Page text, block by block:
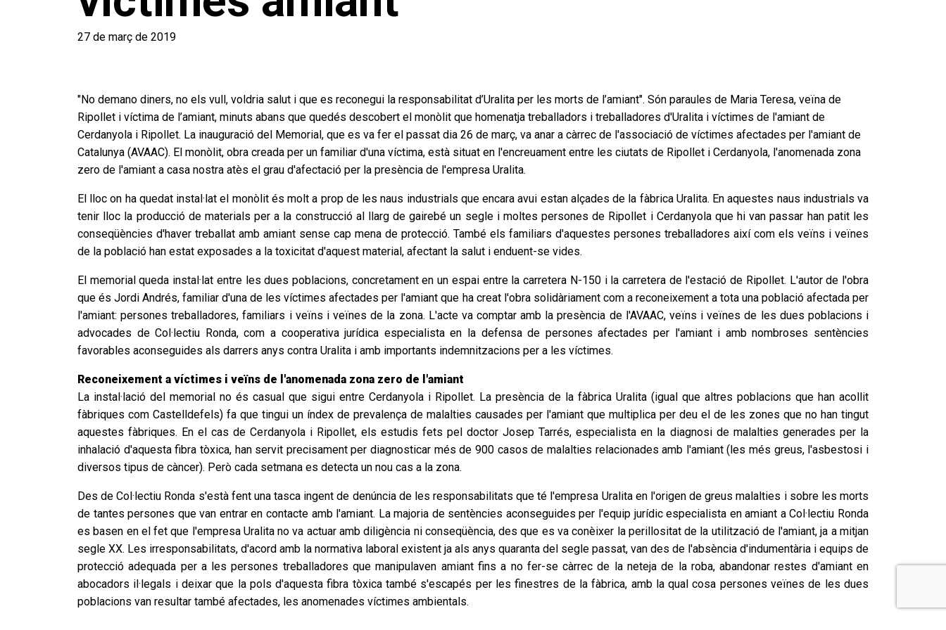
27 de març de 2019
"No demano diners, no els vull, voldria salut i que es reconegui la responsabilitat d’Uralita per les morts de l’amiant". Són paraules de Maria Teresa, veïna de
Ripollet i víctima de l’amiant, minuts abans que quedés descobert el monòlit que homenatja treballadors i treballadores d'Uralita i víctimes de l'amiant de
Cerdanyola i Ripollet. La inauguració del Memorial, que es va fer el passat dia 26 de març, va anar a càrrec de l'associació de víctimes afectades per l'amiant de
Catalunya (AVAAC). El monòlit, obra creada per un familiar d'una víctima, està situat en l'encreuament entre les ciutats de Ripollet i Cerdanyola, l'anomenada zona
zero de l'amiant a casa nostra atès el grau d'afectació per la presència de l'empresa Uralita.
El lloc on ha quedat instal·lat el monòlit és molt a prop de les naus industrials que encara avui estan alçades de la fàbrica Uralita. En aquestes naus industrials va
tenir lloc la producció de materials per a la construcció al llarg de gairebé un segle i moltes persones de Ripollet i Cerdanyola que hi van passar han patit les
conseqüències d'haver treballat amb amiant sense cap mena de protecció. També els familiars d'aquestes persones treballadores així com els veïns i veïnes
de la població han estat exposades a la toxicitat d'aquest material, afectant la salut i enduent-se vides.
El memorial queda instal·lat entre les dues poblacions, concretament en un espai entre la carretera N-150 i la carretera de l'estació de Ripollet. L'autor de l'obra
que és Jordi Andrés, familiar d'una de les víctimes afectades per l'amiant que ha creat l'obra solidàriament com a reconeixement a tota una població afectada per
l'amiant: persones treballadores, familiars i veïns i veïnes de la zona. L'acte va comptar amb la presència de l'AVAAC, veïns i veïnes de les dues poblacions i
advocades de Col·lectiu Ronda, com a cooperativa jurídica especialista en la defensa de persones afectades per l'amiant i amb nombroses sentències
favorables aconseguides als darrers anys contra Uralita i amb importants indemnitzacions per a les víctimes.
Reconeixement a víctimes i veïns de l'anomenada zona zero de l'amiant
La instal·lació del memorial no és casual que sigui entre Cerdanyola i Ripollet. La presència de la fàbrica Uralita (igual que altres poblacions que han acollit
fàbriques com Castelldefels) fa que tingui un índex de prevalença de malalties causades per l'amiant que multiplica per deu el de les zones que no han tingut
aquestes fàbriques. En el cas de Cerdanyola i Ripollet, els estudis fets pel doctor Josep Tarrés, especialista en la diagnosi de malalties generades per la
inhalació d'aquesta fibra tòxica, han servit precisament per diagnosticar més de 900 casos de malalties relacionades amb l'amiant (les més greus, l'asbestosi i
diversos tipus de càncer). Però cada setmana es detecta un nou cas a la zona.
Des de Col·lectiu Ronda s'està fent una tasca ingent de denúncia de les responsabilitats que té l'empresa Uralita en l'origen de greus malalties i sobre les morts
de tantes persones que van entrar en contacte amb l'amiant. La majoria de sentències aconseguides per l'equip jurídic especialista en amiant a Col·lectiu Ronda
es basen en el fet que l'empresa Uralita no va actuar amb diligència ni conseqüència, des que es va conèixer la perillositat de la utilització de l'amiant, ja a mitjan
segle XX. Les irresponsabilitats, d'acord amb la normativa laboral existent ja als anys quaranta del segle passat, van des de l'absència d'indumentària i equips de
protecció adequada per a les persones treballadores que manipulaven amiant fins a no fer-se càrrec de la neteja de la roba, abandonar restes d'amiant en
abocadors il·legals i deixar que la pols d'aquesta fibra tòxica també s'escapés per les finestres de la fàbrica, amb la qual cosa persones veïnes de les dues
poblacions van resultar també afectades, les anomenades víctimes ambientals.